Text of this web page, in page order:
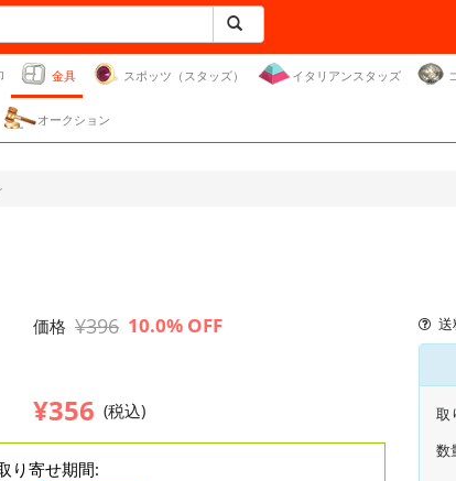
金具 スポッツ（スタッズ） イタリアンスタッズ
オークション
価格 ¥396 10.0% OFF
¥356 (税込)
り寄せ期間:
送
取
数